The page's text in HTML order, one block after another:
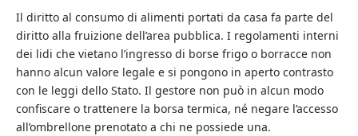
Il diritto al consumo di alimenti portati da casa fa parte del
diritto alla fruizione dell’area pubblica. I regolamenti interni
dei lidi che vietano l’ingresso di borse frigo o borracce non
hanno alcun valore legale e si pongono in aperto contrasto
con le leggi dello Stato. Il gestore non può in alcun modo
confiscare o trattenere la borsa termica, né negare l’accesso
all’ombrellone prenotato a chi ne possiede una.